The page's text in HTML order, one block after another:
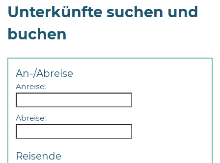
Unterkünfte suchen und
buchen
An-/Abreise
Anreise:
Abreise:
Reisende